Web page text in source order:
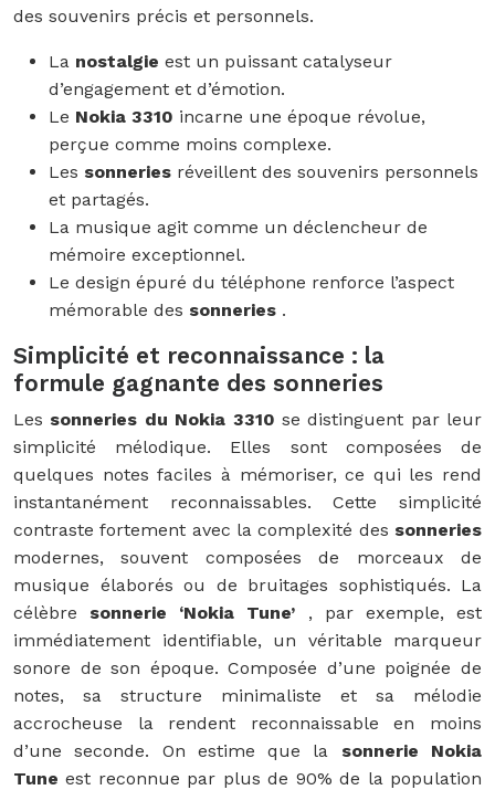
des souvenirs précis et personnels.
La nostalgie est un puissant catalyseur
d’engagement et d’émotion.
Le Nokia 3310 incarne une époque révolue,
perçue comme moins complexe.
Les sonneries réveillent des souvenirs personnels
et partagés.
La musique agit comme un déclencheur de
mémoire exceptionnel.
Le design épuré du téléphone renforce l’aspect
mémorable des sonneries .
Simplicité et reconnaissance : la
formule gagnante des sonneries
Les sonneries du Nokia 3310 se distinguent par leur
simplicité mélodique. Elles sont composées de
quelques notes faciles à mémoriser, ce qui les rend
instantanément reconnaissables. Cette simplicité
contraste fortement avec la complexité des sonneries
modernes, souvent composées de morceaux de
musique élaborés ou de bruitages sophistiqués. La
célèbre sonnerie ‘Nokia Tune’ , par exemple, est
immédiatement identifiable, un véritable marqueur
sonore de son époque. Composée d’une poignée de
notes, sa structure minimaliste et sa mélodie
accrocheuse la rendent reconnaissable en moins
d’une seconde. On estime que la sonnerie Nokia
Tuneest reconnue par plus de 90% de la population